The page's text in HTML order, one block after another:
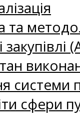
та
системи
сфери